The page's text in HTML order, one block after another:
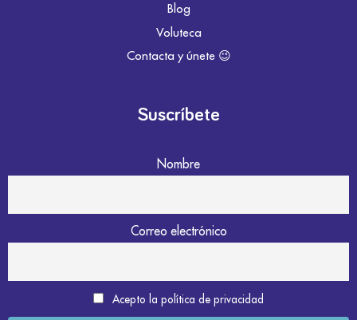
Blog
Voluteca
Contacta y únete 😉
Suscríbete
Nombre
Correo electrónico
Acepto la política de privacidad